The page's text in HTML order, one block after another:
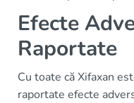
Efecte
Raportate
Cu toate că Xifaxan
raportate efecte